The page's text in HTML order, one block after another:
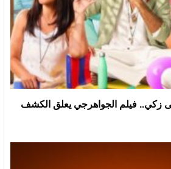
زكي.. فيلم الجواهرجي يعلق الكشف